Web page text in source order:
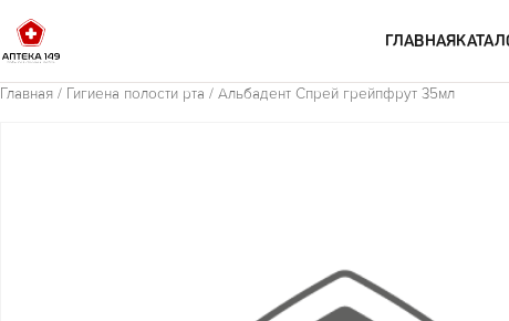
ГЛАВНАЯ
Главная / Гигиена полости рта / Альбадент Спрей грейпфрут 35мл